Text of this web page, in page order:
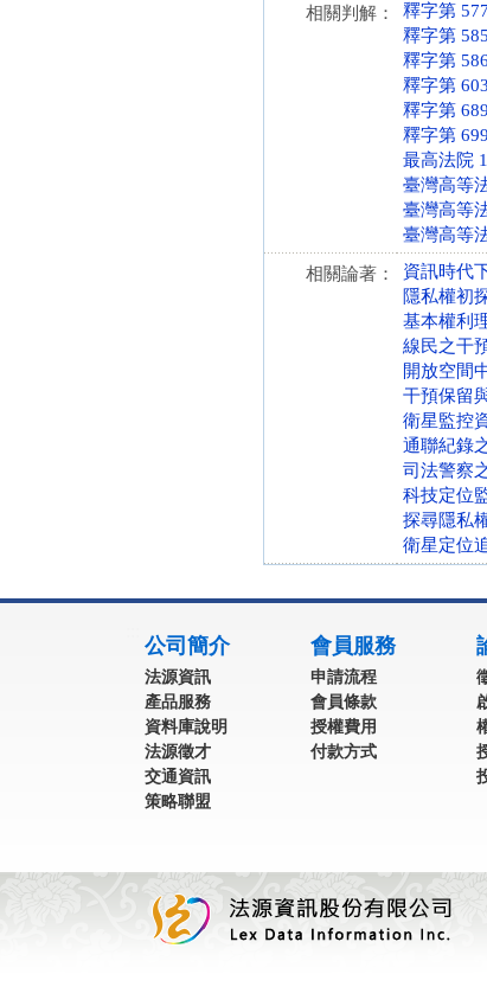
相關判解：
釋字第
釋字第
釋字第
釋字第
釋字第
釋字第
最高法院
臺灣高等
臺灣高等
臺灣高等
相關論著：
資訊時代
隱私權初
基本權利
線民之干
開放空間
干預保留
衛星監控
通聯紀錄
司法警察
科技定位
探尋隱私
衛星定位
公司簡介
法源資訊
產品服務
資料庫說明
法源徵才
交通資訊
策略聯盟
會員服務
申請流程
會員條款
授權費用
付款方式